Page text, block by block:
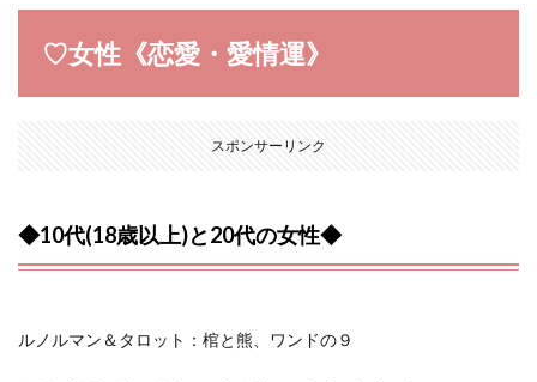
♡女性《恋愛・愛情運》
スポンサーリンク
◆10代(18歳以上)と20代の女性◆
ルノルマン＆タロット：棺と熊、ワンドの９